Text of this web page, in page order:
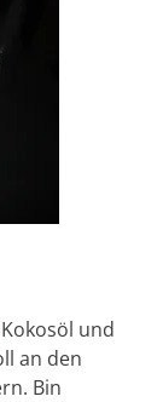
und
an den
Bin